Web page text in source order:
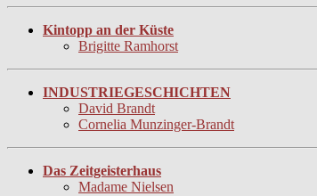
Kintopp an der Küste
Brigitte Ramhorst
INDUSTRIEGESCHICHTEN
David Brandt
Cornelia Munzinger-Brandt
Das Zeitgeisterhaus
Madame Nielsen